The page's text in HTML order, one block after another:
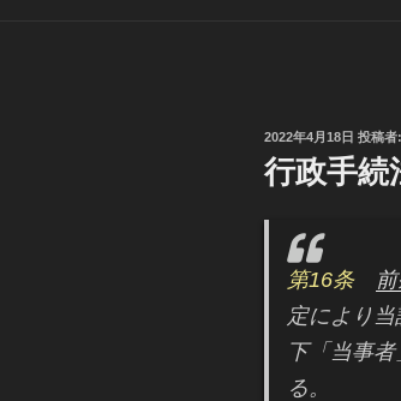
投
稿
日:
2022年4月18日 投稿者:
行政手
第16条
定により
下「当事
る。